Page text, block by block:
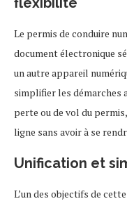
Le permis de conduire
document électronique
un autre appareil
simplifier les démarches
perte ou de vol du
ligne sans avoir à se
Unification et
L’un des objectifs de